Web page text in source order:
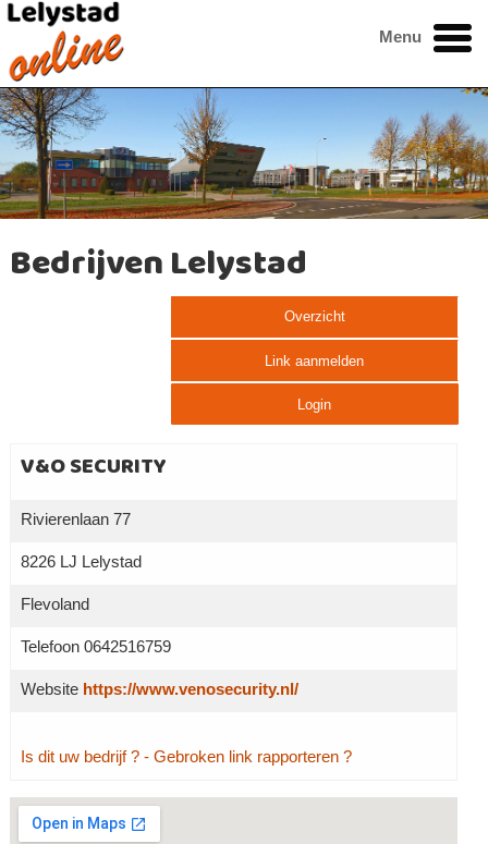
Menu
Bedrijven Lelystad
Overzicht
Link aanmelden
Login
V&O SECURITY
Rivierenlaan 77
8226 LJ Lelystad
Flevoland
Telefoon 0642516759
Website https://www.venosecurity.nl/
Is dit uw bedrijf ? - Gebroken link rapporteren ?
Grotere kaart weergeven